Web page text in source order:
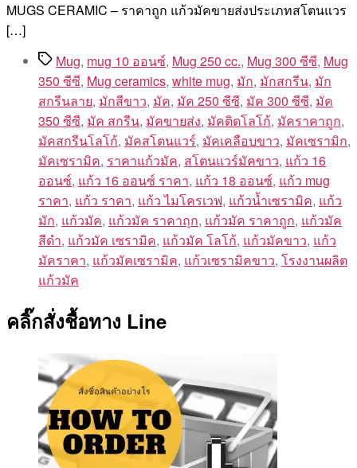
MUGS CERAMIC – ราคาถูก แก้วมัคขายส่งประเภทสโตนแวร
[…]
TagsMug, mug 10 ออนซ์, Mug 250 cc., Mug 300 ซีซี, Mug
350 ซีซี, Mug ceramics, white mug, มัก, มักสกรีน, มัก
สกรีนลาย, มักสีขาว, มัค, มัค 250 ซีซี, มัค 300 ซีซี, มัค
350 ซีซี, มัค สกรีน, มัคขายส่ง, มัคติดโลโก้, มัคราคาถูก,
มัคสกรีนโลโก้, มัคสโตนแวร์, มัคเคลือบขาว, มัคเซรามิก,
มัคเซรามิค, ราคาแก้วมัค, สโตนแวร์มัคขาว, แก้ว 16
ออนซ์, แก้ว 16 ออนซ์ ราคา, แก้ว 18 ออนซ์, แก้ว mug
ราคา, แก้ว ราคา, แก้ว ไมโครเวฟ, แก้วน้ำเซรามิค, แก้ว
มัก, แก้วมัค, แก้วมัค ราคาถุก, แก้วมัค ราคาถูก, แก้วมัค
สีดำ, แก้วมัค เซรามิค, แก้วมัค โลโก้, แก้วมัคขาว, แก้ว
มัคราคา, แก้วมัคเซรามิค, แก้วเซรามิคขาว, โรงงานผลิต
แก้วมัค
คลิ๊กสั่งชื้อทาง Line